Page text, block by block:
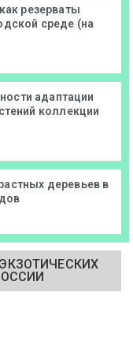
резерваты
среде (на
адаптации
коллекции
деревьев в